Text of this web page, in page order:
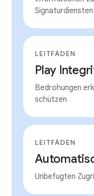
LEITFÄDEN
Play
Bedrohungen
schützen
LEITFÄDEN
Unbefugten